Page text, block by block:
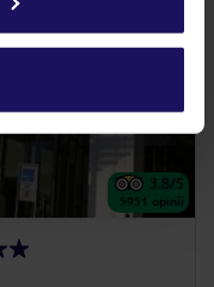
3.8/5
5951 opinii